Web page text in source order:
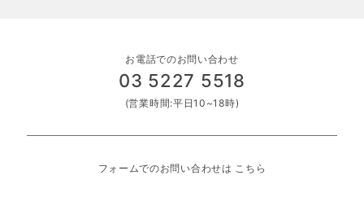
お電話でのお問い合わせ
03 5227 5518
(営業時間:平日10~18時)
フォームでのお問い合わせは こちら